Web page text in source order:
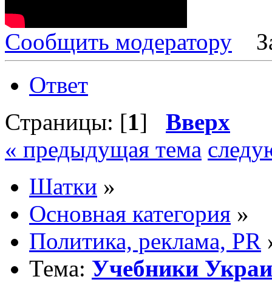
Сообщить модератору
Ответ
Страницы: [1] Вверх
« предыдущая тема
Шатки »
Основная категория »
Политика, реклама, PR
Тема: Учебники